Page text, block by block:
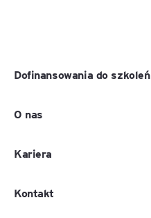
Dofinansowania do szkoleń
O nas
Kariera
Kontakt